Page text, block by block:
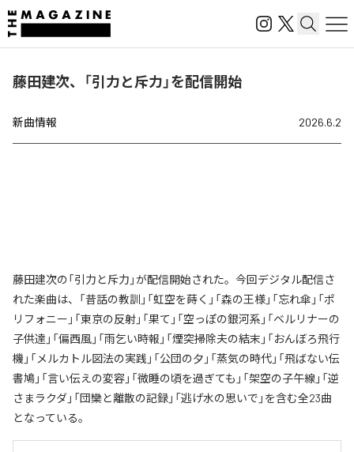
藤田建次、「引力と斥力」を配信開始
新曲情報 2026.6.2
藤田建次の「引力と斥力」が配信開始された。今回デジタル配信さ
れた楽曲は、「昔話の教訓」「虹空を蒔く」「森の王様」「忘れ傘」「ポ
リフォニー」「東京の反射」「果て」「空っぽの銀河系」「ベルリナーの
子供達」「偏西風」「雨乞い時報」「煙突掃除夫の結末」「おんぼろ飛行
機」「メルカトル図法の実践」「公団の夕」「蒸気の時代」「飛ばない伝
書鳩」「言い伝えの変容」「微睡の頃を過ぎても」「架空の子午線」「逆
さまラクダ」「団欒と離散の記録」「逃げ水の思いで」を含む全23曲
となっている。